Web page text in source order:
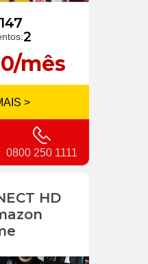
147
2
mês
>
0800 250 1111
HD